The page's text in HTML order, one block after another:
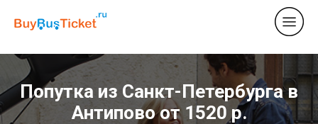
Попутка из Санкт-Петербурга в
Антипово от 1520 р.